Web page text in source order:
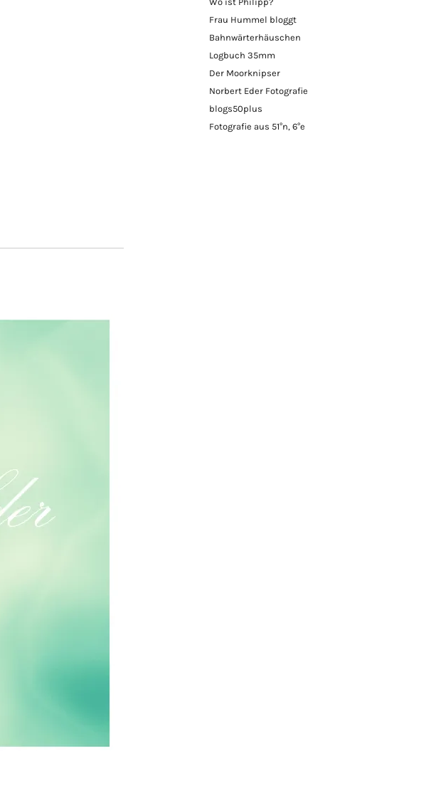
Frau Hummel bloggt
Bahnwärterhäuschen
Logbuch 35mm
Der Moorknipser
Norbert Eder Fotografie
blogs50plus
Fotografie aus 51°n, 6°e